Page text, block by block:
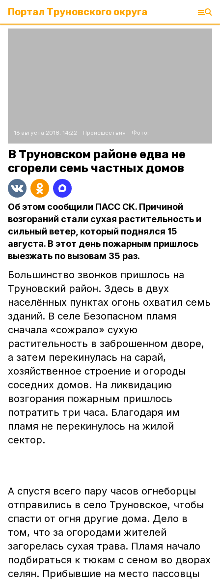
Портал Труновского округа
16 августа 2018, 14:22 Происшествия Фото:
В Труновском районе едва не
сгорели семь частных домов
Об этом сообщили ПАСС СК. Причиной
возгораний стали сухая растительность и
сильный ветер, который поднялся 15
августа. В этот день пожарным пришлось
выезжать по вызовам 35 раз.
Большинство звонков пришлось на
Труновский район. Здесь в двух
населённых пунктах огонь охватил семь
зданий. В селе Безопасном пламя
сначала «сожрало» сухую
растительность в заброшенном дворе,
а затем перекинулась на сарай,
хозяйственное строение и огороды
соседних домов. На ликвидацию
возгорания пожарным пришлось
потратить три часа. Благодаря им
пламя не перекинулось на жилой
сектор.
А спустя всего пару часов огнеборцы
отправились в село Труновское, чтобы
спасти от огня другие дома. Дело в
том, что за огородами жителей
загорелась сухая трава. Пламя начало
подбираться к тюкам с сеном во дворах
селян. Прибывшие на место пассовцы